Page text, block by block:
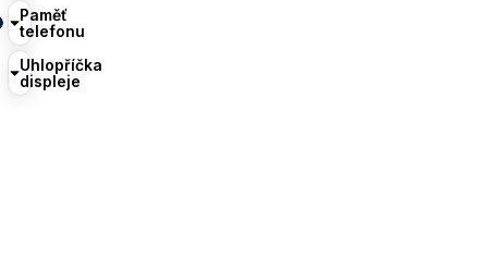
Paměť
telefonu
Uhlopříčka
displeje